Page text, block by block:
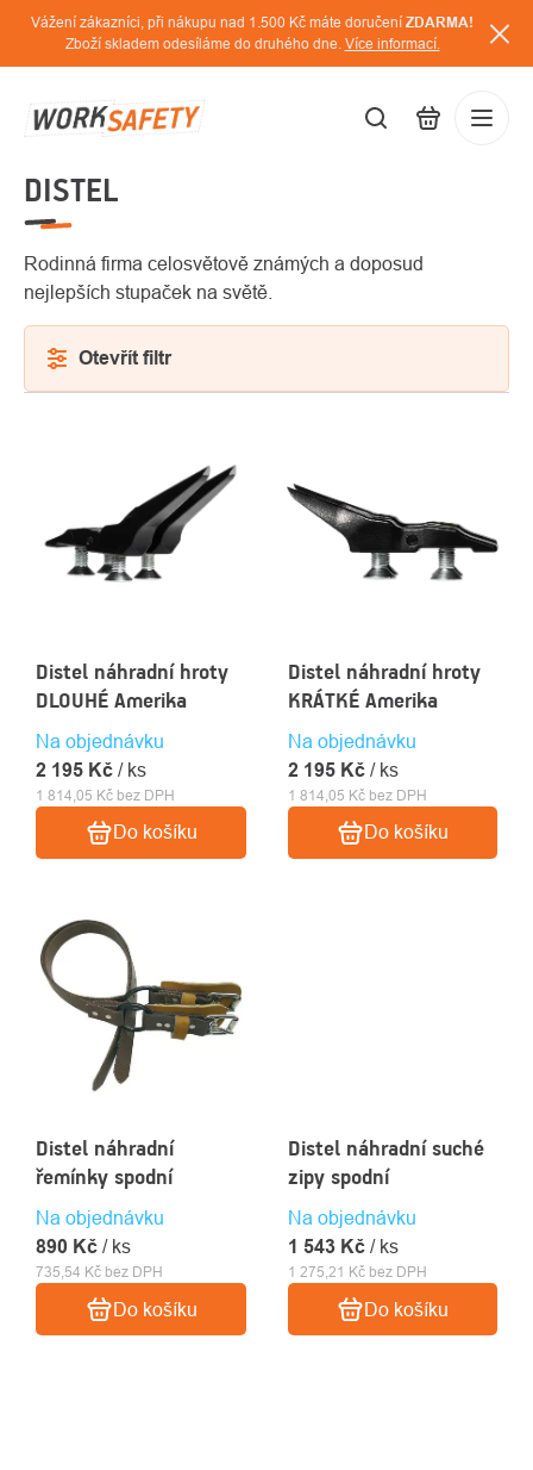
Přejít
obsah
Vážení zákazníci, při nákupu nad 1.500 Kč máte doručení ZDARMA!
Zboží skladem odesíláme do druhého dne. Více informací.
O
nás
Kontakty
DISTEL
Rodinná firma celosvětově známých a doposud
nejlepších stupaček na světě.
Otevřít filtr
Distel náhradní hroty
DLOUHÉ Amerika
Na objednávku
1 814,05 Kč bez DPH
2 195 Kč / ks
Do košíku
Distel náhradní hroty
KRÁTKÉ Amerika
Na objednávku
1 814,05 Kč bez DPH
2 195 Kč / ks
Do košíku
Distel náhradní
řemínky spodní
Na objednávku
735,54 Kč bez DPH
890 Kč / ks
Do košíku
Distel náhradní suché
zipy spodní
Na objednávku
1 275,21 Kč bez DPH
1 543 Kč / ks
Do košíku